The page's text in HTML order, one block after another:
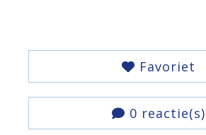
Favoriet
0 reactie(s)